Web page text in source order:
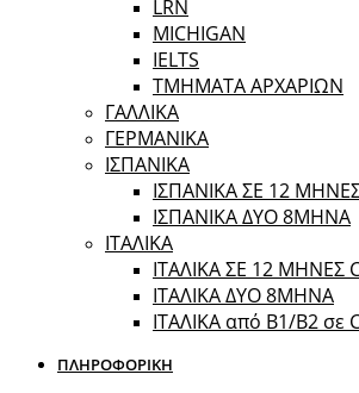
LRN
MICHIGAN
IELTS
ΤΜΗΜΑΤΑ ΑΡΧΑΡΙΩΝ
ΓΑΛΛΙΚΑ
ΓΕΡΜΑΝΙΚΑ
ΙΣΠΑΝΙΚΑ
ΙΣΠΑΝΙΚΑ ΣΕ 12
ΙΣΠΑΝΙΚΑ ΔΥΟ 8ΜΗΝΑ
ΙΤΑΛΙΚΑ
ΙΤΑΛΙΚΑ ΣΕ 12 ΜΗΝΕΣ
ΙΤΑΛΙΚΑ ΔΥΟ 8ΜΗΝΑ
ΙΤΑΛΙΚΑ από B1/B2 σε
ΠΛΗΡΟΦΟΡΙΚΗ